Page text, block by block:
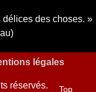
des choses.
légales
réservés. Top